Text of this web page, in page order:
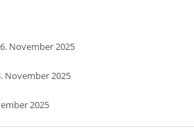
November 2025
November 2025
2025